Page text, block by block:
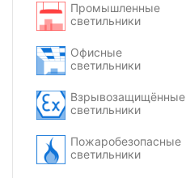
Промышленные
светильники
Офисные
светильники
Взрывозащищённые
светильники
Пожаробезопасные
светильники